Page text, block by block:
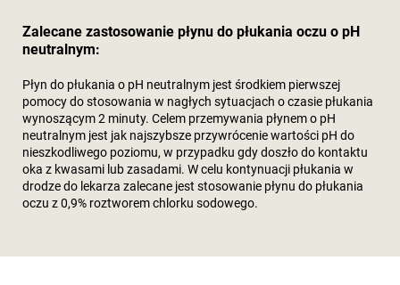
Zalecane zastosowanie płynu do płukania oczu o pH
neutralnym:
Płyn do płukania o pH neutralnym jest środkiem pierwszej
pomocy do stosowania w nagłych sytuacjach o czasie płukania
wynoszącym 2 minuty. Celem przemywania płynem o pH
neutralnym jest jak najszybsze przywrócenie wartości pH do
nieszkodliwego poziomu, w przypadku gdy doszło do kontaktu
oka z kwasami lub zasadami. W celu kontynuacji płukania w
drodze do lekarza zalecane jest stosowanie płynu do płukania
oczu z 0,9% roztworem chlorku sodowego.